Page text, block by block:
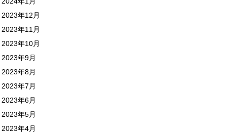
2023年12月
2023年11月
2023年10月
2023年9月
2023年8月
2023年7月
2023年6月
2023年5月
2023年4月